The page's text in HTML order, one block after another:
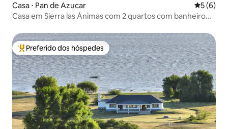
Casa ⋅ Pan de Azucar 5 de
5 (6)
Casa em Sierra las Ánimas com 2 quartos com banheiro
Entre os melhores preferidos dos hóspedes
Preferido dos hóspedes